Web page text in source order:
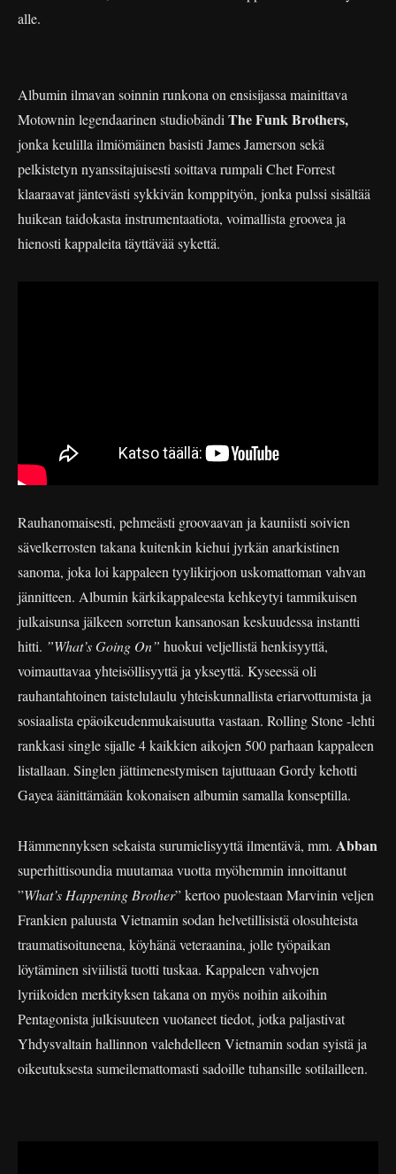
alle.
Albumin ilmavan soinnin runkona on ensisijassa mainittava
Motownin legendaarinen studiobändi The Funk Brothers,
jonka keulilla ilmiömäinen basisti James Jamerson sekä
pelkistetyn nyanssitajuisesti soittava rumpali Chet Forrest
klaaraavat jäntevästi sykkivän komppityön, jonka pulssi sisältää
huikean taidokasta instrumentaatiota, voimallista groovea ja
hienosti kappaleita täyttävää sykettä.
Rauhanomaisesti, pehmeästi groovaavan ja kauniisti soivien
sävelkerrosten takana kuitenkin kiehui jyrkän anarkistinen
sanoma, joka loi kappaleen tyylikirjoon uskomattoman vahvan
jännitteen. Albumin kärkikappaleesta kehkeytyi tammikuisen
julkaisunsa jälkeen sorretun kansanosan keskuudessa instantti
hitti. ”What’s Going On” huokui veljellistä henkisyyttä,
voimauttavaa yhteisöllisyyttä ja ykseyttä. Kyseessä oli
rauhantahtoinen taistelulaulu yhteiskunnallista eriarvottumista ja
sosiaalista epäoikeudenmukaisuutta vastaan. Rolling Stone -lehti
rankkasi single sijalle 4 kaikkien aikojen 500 parhaan kappaleen
listallaan. Singlen jättimenestymisen tajuttuaan Gordy kehotti
Gayea äänittämään kokonaisen albumin samalla konseptilla.
Hämmennyksen sekaista surumielisyyttä ilmentävä, mm. Abban
superhittisoundia muutamaa vuotta myöhemmin innoittanut
”What’s Happening Brother” kertoo puolestaan Marvinin veljen
Frankien paluusta Vietnamin sodan helvetillisistä olosuhteista
traumatisoituneena, köyhänä veteraanina, jolle työpaikan
löytäminen siviilistä tuotti tuskaa. Kappaleen vahvojen
lyriikoiden merkityksen takana on myös noihin aikoihin
Pentagonista julkisuuteen vuotaneet tiedot, jotka paljastivat
Yhdysvaltain hallinnon valehdelleen Vietnamin sodan syistä ja
oikeutuksesta sumeilemattomasti sadoille tuhansille sotilailleen.